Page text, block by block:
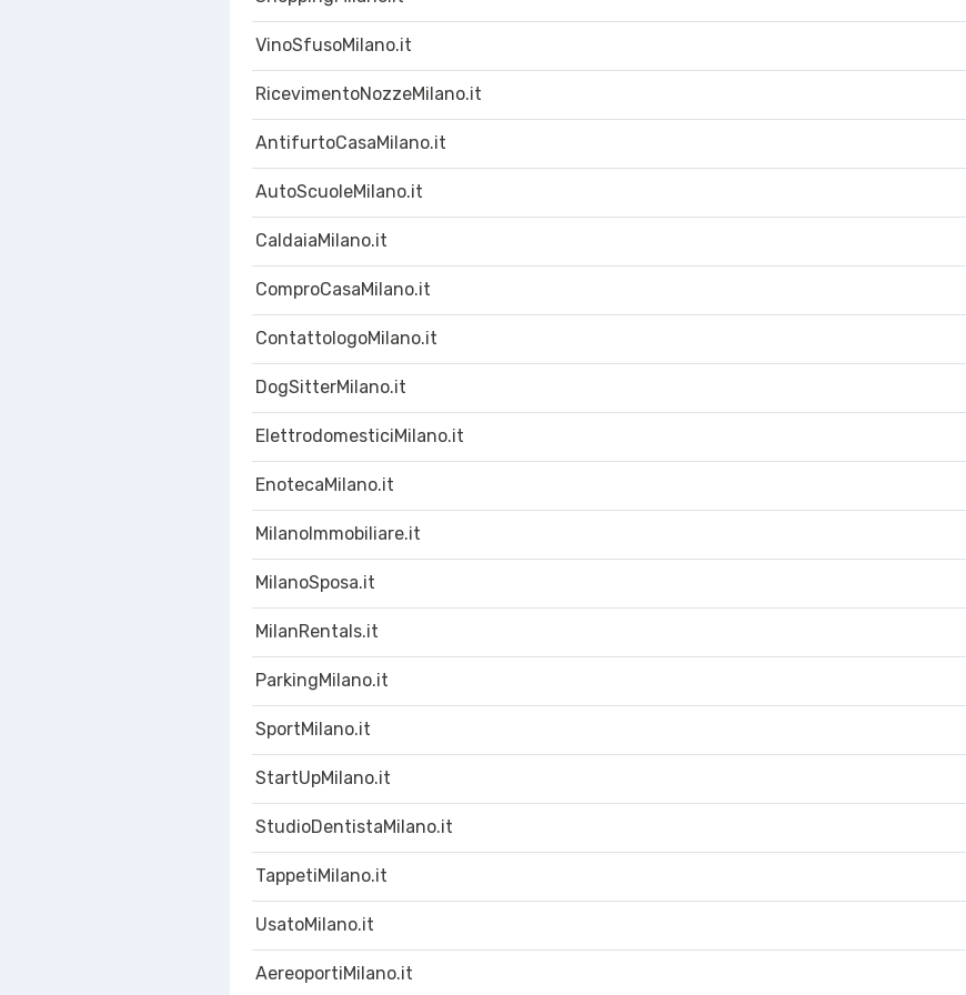
VinoSfusoMilano.it
RicevimentoNozzeMilano.it
AntifurtoCasaMilano.it
AutoScuoleMilano.it
CaldaiaMilano.it
ComproCasaMilano.it
ContattologoMilano.it
DogSitterMilano.it
ElettrodomesticiMilano.it
EnotecaMilano.it
MilanoImmobiliare.it
MilanoSposa.it
MilanRentals.it
ParkingMilano.it
SportMilano.it
StartUpMilano.it
StudioDentistaMilano.it
TappetiMilano.it
UsatoMilano.it
AereoportiMilano.it